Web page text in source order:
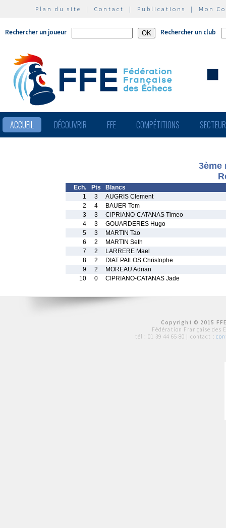
Plan du site | Contact | Publications | Mon
Rechercher un joueur Rechercher un club
ACCUEIL DÉCOUVRIR FFE COMPÉTITIONS
3ème
Ech. Pts
Blancs
1
3
AUGRIS Clement
2
4
BAUER Tom
3
3
CIPRIANO-CATANAS Timeo
4
3
GOUARDERES Hugo
5
3
MARTIN Tao
6
2
MARTIN Seth
7
2
LARRERE Mael
8
2
DIAT PAILOS Christophe
9
2
MOREAU Adrian
10
0 CIPRIANO-CATANAS Jade
Copyright © 2015
Fédération Française des
tél : 01 39 44 65 80 | contact :